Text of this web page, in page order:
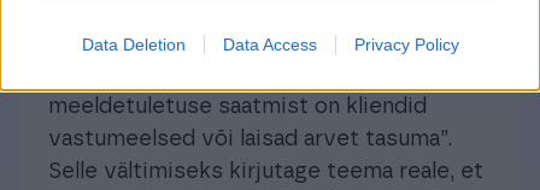
Data Deletion Data Access Privacy Policy
Mitmed ettevõtjad täheldavad: “Isegi
meeldetuletuse saatmist on kliendid
vastumeelsed või laisad arvet tasuma”.
Selle vältimiseks kirjutage teema reale, et